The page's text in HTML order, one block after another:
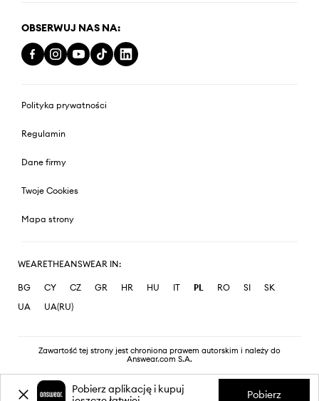
OBSERWUJ NAS NA:
Polityka prywatności
Regulamin
Dane firmy
Twoje Cookies
Mapa strony
WEARETHEANSWEAR IN:
BG CY CZ GR HR HU IT PL RO SI
SK
UA
UA(RU)
Zawartość tej strony jest chroniona prawem autorskim i należy do
Answear.com S.A.
Pobierz aplikację i kupuj
Pobierz